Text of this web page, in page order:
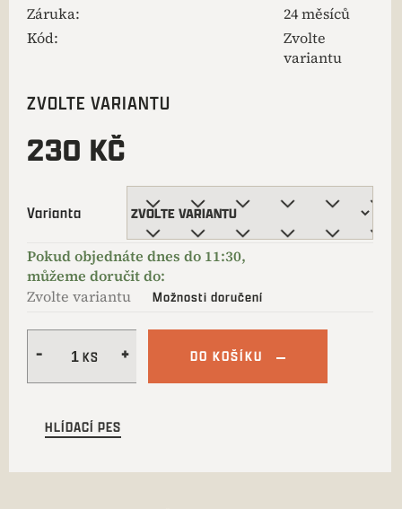
Záruka:
24 měsíců
Kód:
Zvolte
variantu
ZVOLTE VARIANTU
230 KČ
Varianta
Zvolte variantu Možnosti doručení
DO KOŠÍKU
HLÍDACÍ PES